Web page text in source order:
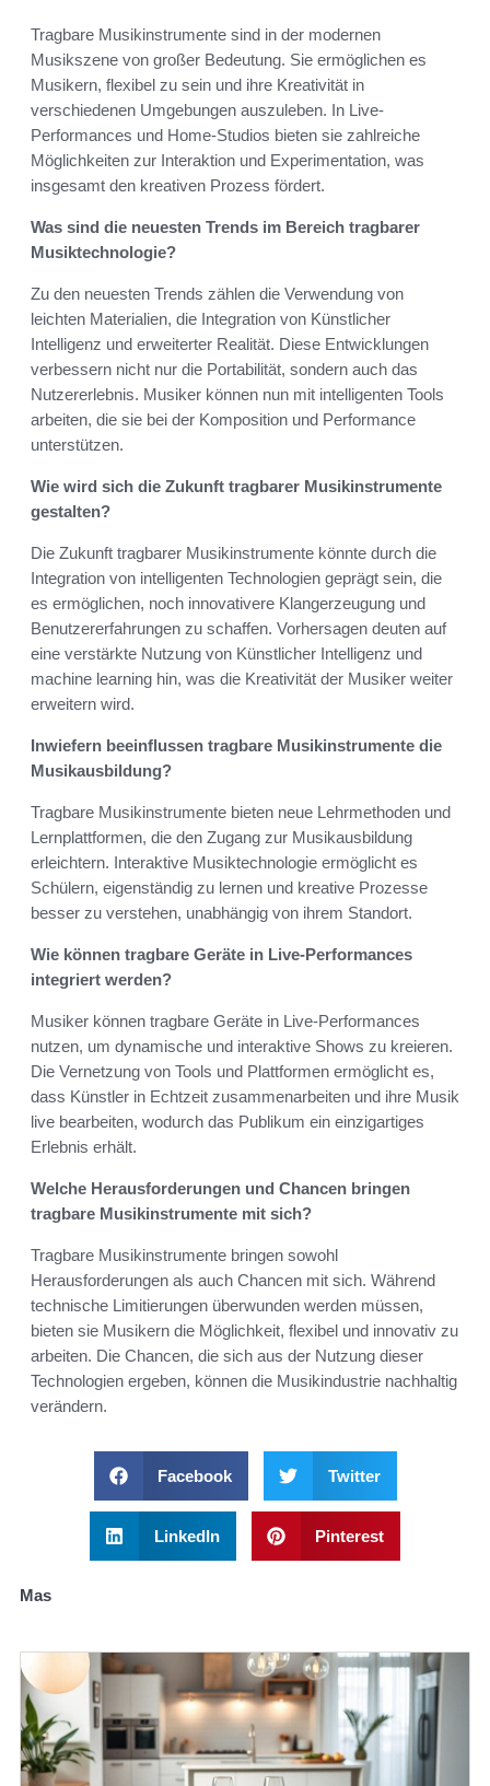
Tragbare Musikinstrumente sind in der modernen
Musikszene von großer Bedeutung. Sie ermöglichen es
Musikern, flexibel zu sein und ihre Kreativität in
verschiedenen Umgebungen auszuleben. In Live-
Performances und Home-Studios bieten sie zahlreiche
Möglichkeiten zur Interaktion und Experimentation, was
insgesamt den kreativen Prozess fördert.
Was sind die neuesten Trends im Bereich tragbarer
Musiktechnologie?
Zu den neuesten Trends zählen die Verwendung von
leichten Materialien, die Integration von Künstlicher
Intelligenz und erweiterter Realität. Diese Entwicklungen
verbessern nicht nur die Portabilität, sondern auch das
Nutzererlebnis. Musiker können nun mit intelligenten Tools
arbeiten, die sie bei der Komposition und Performance
unterstützen.
Wie wird sich die Zukunft tragbarer Musikinstrumente
gestalten?
Die Zukunft tragbarer Musikinstrumente könnte durch die
Integration von intelligenten Technologien geprägt sein, die
es ermöglichen, noch innovativere Klangerzeugung und
Benutzererfahrungen zu schaffen. Vorhersagen deuten auf
eine verstärkte Nutzung von Künstlicher Intelligenz und
machine learning hin, was die Kreativität der Musiker weiter
erweitern wird.
Inwiefern beeinflussen tragbare Musikinstrumente die
Musikausbildung?
Tragbare Musikinstrumente bieten neue Lehrmethoden und
Lernplattformen, die den Zugang zur Musikausbildung
erleichtern. Interaktive Musiktechnologie ermöglicht es
Schülern, eigenständig zu lernen und kreative Prozesse
besser zu verstehen, unabhängig von ihrem Standort.
Wie können tragbare Geräte in Live-Performances
integriert werden?
Musiker können tragbare Geräte in Live-Performances
nutzen, um dynamische und interaktive Shows zu kreieren.
Die Vernetzung von Tools und Plattformen ermöglicht es,
dass Künstler in Echtzeit zusammenarbeiten und ihre Musik
live bearbeiten, wodurch das Publikum ein einzigartiges
Erlebnis erhält.
Welche Herausforderungen und Chancen bringen
tragbare Musikinstrumente mit sich?
Tragbare Musikinstrumente bringen sowohl
Herausforderungen als auch Chancen mit sich. Während
technische Limitierungen überwunden werden müssen,
bieten sie Musikern die Möglichkeit, flexibel und innovativ zu
arbeiten. Die Chancen, die sich aus der Nutzung dieser
Technologien ergeben, können die Musikindustrie nachhaltig
verändern.
Facebook Twitter
LinkedIn Pinterest
Mas